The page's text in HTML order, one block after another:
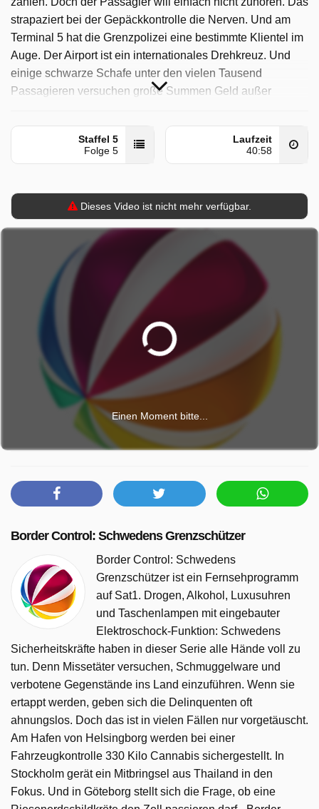
strapaziert bei der Gepäckkontrolle die Nerven. Und am
Terminal 5 hat die Grenzpolizei eine bestimmte Klientel im
Auge. Der Airport ist ein internationales Drehkreuz. Und
einige schwarze Schafe unter den vielen Tausend
Passagieren versuchen große Summen Geld außer
Border Control: Schwedens Grenzschützer wurde auf Sat1
ausgestrahlt am Samstag 27 September 2025, 16:20 Uhr.
Staffel 5
Folge 5
Laufzeit
40:58
Dieses Video ist nicht mehr verfügbar.
Einen Moment bitte...
Border Control: Schwedens Grenzschützer
Border Control: Schwedens
Grenzschützer ist ein Fernsehprogramm
auf Sat1. Drogen, Alkohol, Luxusuhren
und Taschenlampen mit eingebauter
Elektroschock-Funktion: Schwedens
Sicherheitskräfte haben in dieser Serie alle Hände voll zu
tun. Denn Missetäter versuchen, Schmuggelware und
verbotene Gegenstände ins Land einzuführen. Wenn sie
ertappt werden, geben sich die Delinquenten oft
ahnungslos. Doch das ist in vielen Fällen nur vorgetäuscht.
Am Hafen von Helsingborg werden bei einer
Fahrzeugkontrolle 330 Kilo Cannabis sichergestellt. In
Stockholm gerät ein Mitbringsel aus Thailand in den
Fokus. Und in Göteborg stellt sich die Frage, ob eine